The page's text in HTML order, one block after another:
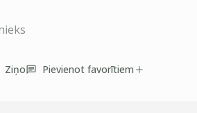
Ziņo Pievienot favorītiem